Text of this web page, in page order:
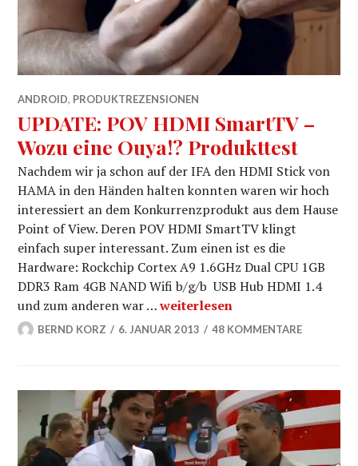
ANDROID, PRODUKTREZENSIONEN
UPDATE: POV HDMI SmartTV –
Wozu eine Ouya!? Produkttest
Nachdem wir ja schon auf der IFA den HDMI Stick von
HAMA in den Händen halten konnten waren wir hoch
interessiert an dem Konkurrenzprodukt aus dem Hause
Point of View. Deren POV HDMI SmartTV klingt
einfach super interessant. Zum einen ist es die
Hardware: Rockchip Cortex A9 1.6GHz Dual CPU 1GB
DDR3 Ram 4GB NAND Wifi b/g/b USB Hub HDMI 1.4
und zum anderen war …UPDATE: POV HDMI SmartTV
weiterlesen
BERND KORZ 6. JANUAR 2013 48 KOMMENTARE